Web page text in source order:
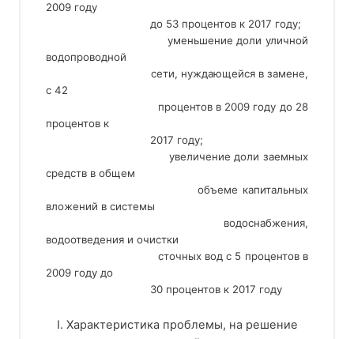
2009 году
                                 до 53 процентов к 2017 году;
водопроводной
с 42
процентов к
                                 2017 году;
средств в общем
                                 объеме капитальных
вложений в системы
водоотведения и очистки
2009 году до
                                 30 процентов к 2017 году
I. Характеристика проблемы, на решение